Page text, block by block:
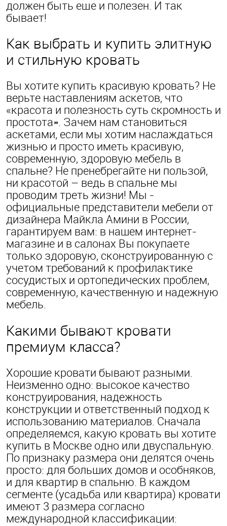
должен быть еще и полезен. И так
бывает!
Как выбрать и купить элитную
и стильную кровать
Вы хотите купить красивую кровать? Не
верьте наставлениям аскетов, что
«красота и полезность суть скромность и
простота». Зачем нам становиться
аскетами, если мы хотим наслаждаться
жизнью и просто иметь красивую,
современную, здоровую мебель в
спальне? Не пренебрегайте ни пользой,
ни красотой – ведь в спальне мы
проводим треть жизни! Мы -
официальные представители мебели от
дизайнера Майкла Амини в России,
гарантируем вам: в нашем интернет-
магазине и в салонах Вы покупаете
только здоровую, сконструированную с
учетом требований к профилактике
сосудистых и ортопедических проблем,
современную, качественную и надежную
мебель.
Какими бывают кровати
премиум класса?
Хорошие кровати бывают разными.
Неизменно одно: высокое качество
конструирования, надежность
конструкции и ответственный подход к
использованию материалов. Сначала
определяемся, какую кровать вы хотите
купить в Москве одно или двуспальную.
По признаку размера они делятся очень
просто: для больших домов и особняков,
и для квартир в спальню. В каждом
сегменте (усадьба или квартира) кровати
имеют 3 размера согласно
международной классификации: